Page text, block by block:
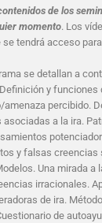
de los
momento. Los
tendrá acceso
se detallan a
y funciones
percibido.
a la ira.
y falsas creencias
Una mirada a
irracionales.
de ira.
de